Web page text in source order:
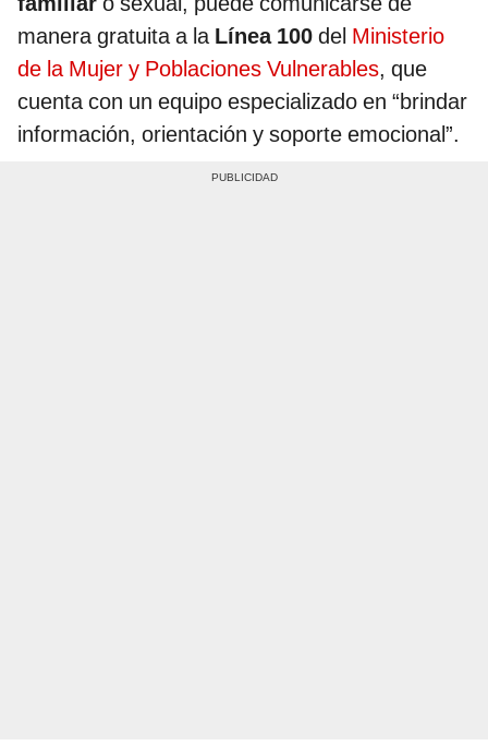
manera gratuita a la Línea 100 del Ministerio
de la Mujer y Poblaciones Vulnerables, que
cuenta con un equipo especializado en “brindar
información, orientación y soporte emocional”.